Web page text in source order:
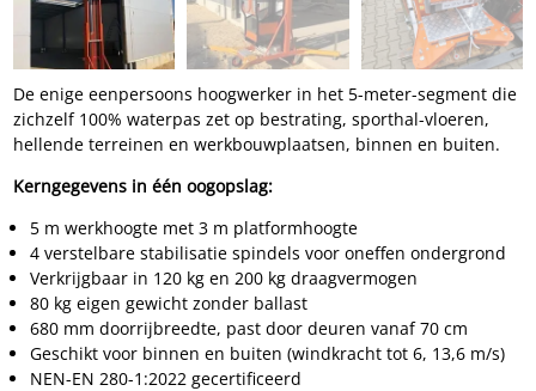
De enige eenpersoons hoogwerker in het 5-meter-segment die
zichzelf 100% waterpas zet op bestrating, sporthal-vloeren,
hellende terreinen en werkbouwplaatsen, binnen en buiten.
Kerngegevens in één oogopslag:
5 m werkhoogte met 3 m platformhoogte
4 verstelbare stabilisatie spindels voor oneffen ondergrond
Verkrijgbaar in 120 kg en 200 kg draagvermogen
80 kg eigen gewicht zonder ballast
680 mm doorrijbreedte, past door deuren vanaf 70 cm
Geschikt voor binnen en buiten (windkracht tot 6, 13,6 m/s)
NEN-EN 280-1:2022 gecertificeerd